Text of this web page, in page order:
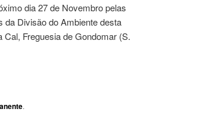
dia 27 de Novembro pelas
da Divisão do Ambiente desta
Freguesia de Gondomar (S.
.